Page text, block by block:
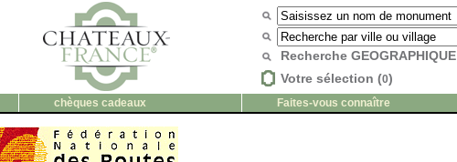
Recherche GEOGRAPHIQUE
Votre sélection (0)
chèques cadeaux Faites-vous connaître